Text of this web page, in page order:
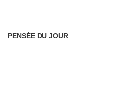
PENSÉE DU JOUR